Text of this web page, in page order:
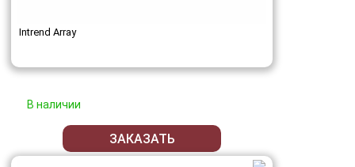
Intrend Array
В наличии
ЗАКАЗАТЬ